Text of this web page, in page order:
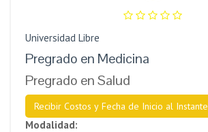
Universidad Libre
Pregrado en Medicina
Pregrado en Salud
Recibir Costos y Fecha de Inicio al Instante
Modalidad: